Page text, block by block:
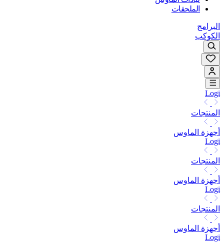
الملحقات
البرامج
الكوكب
Logi
المنتجات
أجهزة الماوس
Logi
المنتجات
أجهزة الماوس
Logi
المنتجات
أجهزة الماوس
Logi